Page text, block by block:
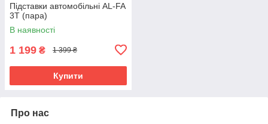
Підставки автомобільні AL-FA
3Т (пара)
В наявності
1 199 ₴ 1 399 ₴
Купити
Про нас